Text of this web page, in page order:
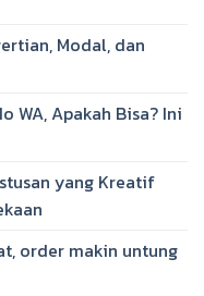
Modal, dan
WA, Apakah Bisa? Ini
yang Kreatif
order makin untung